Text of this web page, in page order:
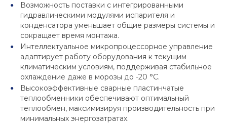
Возможность поставки с интегрированными
гидравлическими модулями испарителя и
конденсатора уменьшает общие размеры системы и
сокращает время монтажа.
Интеллектуальное микропроцессорное управление
адаптирует работу оборудования к текущим
климатическим условиям, поддерживая стабильное
охлаждение даже в морозы до -20 °С.
Высокоэффективные сварные пластинчатые
теплообменники обеспечивают оптимальный
теплообмен, максимизируя производительность при
минимальных энергозатратах.